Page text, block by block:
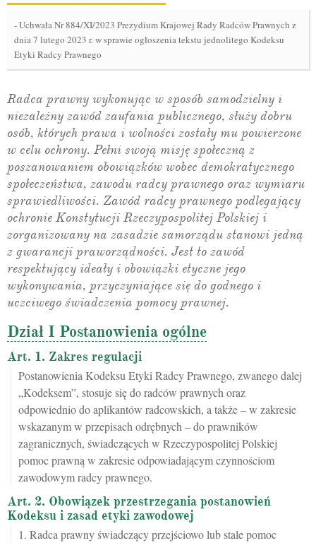
-Uchwała Nr 884/XI/2023 Prezydium Krajowej Rady Radców Prawnych z
dnia 7 lutego 2023 r. w sprawie ogłoszenia tekstu jednolitego Kodeksu
Etyki Radcy Prawnego
Radca prawny wykonując w sposób samodzielny i
niezależny zawód zaufania publicznego, służy dobru
osób, których prawa i wolności zostały mu powierzone
w celu ochrony. Pełni swoją misję społeczną z
poszanowaniem obowiązków wobec demokratycznego
społeczeństwa, zawodu radcy prawnego oraz wymiaru
sprawiedliwości. Zawód radcy prawnego podlegający
ochronie Konstytucji Rzeczypospolitej Polskiej i
zorganizowany na zasadzie samorządu stanowi jedną
z gwarancji praworządności. Jest to zawód
respektujący ideały i obowiązki etyczne jego
wykonywania, przyczyniające się do godnego i
uczciwego świadczenia pomocy prawnej.
Dział I Postanowienia ogólne
Art. 1. Zakres regulacji
Postanowienia Kodeksu Etyki Radcy Prawnego, zwanego dalej
„Kodeksem”, stosuje się do radców prawnych oraz
odpowiednio do aplikantów radcowskich, a także – w zakresie
wskazanym w przepisach odrębnych – do prawników
zagranicznych, świadczących w Rzeczypospolitej Polskiej
pomoc prawną w zakresie odpowiadającym czynnościom
zawodowym radcy prawnego.
Art. 2. Obowiązek przestrzegania postanowień
Kodeksu i zasad etyki zawodowej
1. Radca prawny świadczący przejściowo lub stale pomoc